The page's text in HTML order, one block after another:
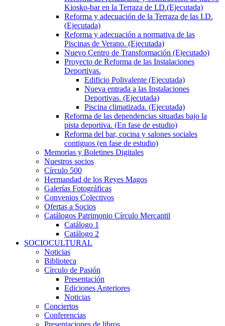
Kiosko-bar en la Terraza de I.D.(Ejecutada)
Reforma y adecuación de la Terraza de las I.D.
(Ejecutada)
Reforma y adecuación a normativa de las
Piscinas de Verano. (Ejecutada)
Nuevo Centro de Transformación (Ejecutado)
Proyecto de Reforma de las Instalaciones
Deportivas.
Edificio Polivalente (Ejecutada)
Nueva entrada a las Instalaciones
Deportivas. (Ejecutada)
Piscina climatizada. (Ejecutada)
Reforma de las dependencias situadas bajo la
pista deportiva. (En fase de estudio)
Reforma del bar, cocina y salones sociales
contiguos (en fase de estudio)
Memorias y Boletines Digitales
Nuestros socios
Círculo 500
Hermandad de los Reyes Magos
Galerías Fotográficas
Convenios Colectivos
Ofertas a Socios
Catálogos Patrimonio Círculo Mercantil
Catálogo 1
Catálogo 2
SOCIOCULTURAL
Noticias
Biblioteca
Círculo de Pasión
Presentación
Ediciones Anteriores
Noticias
Conciertos
Conferencias
Presentaciones de libros